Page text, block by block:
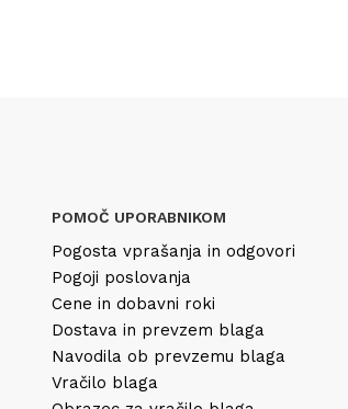
POMOČ UPORABNIKOM
Pogosta vprašanja in odgovori
Pogoji poslovanja
Cene in dobavni roki
Dostava in prevzem blaga
Navodila ob prevzemu blaga
Vračilo blaga